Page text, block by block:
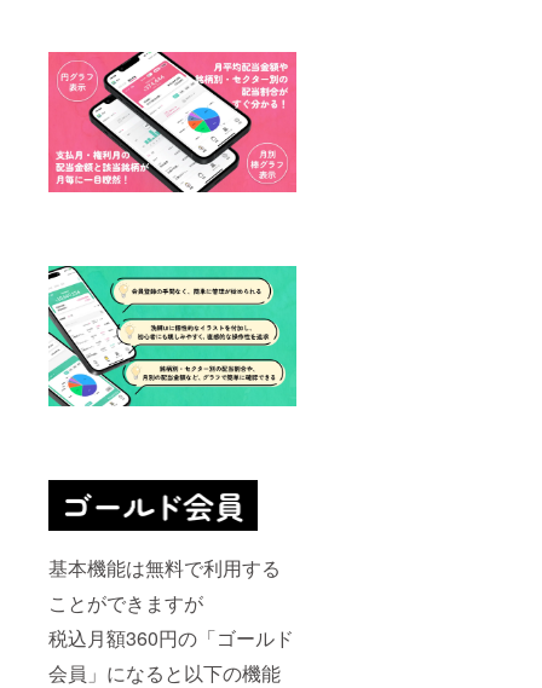
基本機能は無料で利用する
ことができますが
税込月額360円の「ゴールド
会員」になると以下の機能